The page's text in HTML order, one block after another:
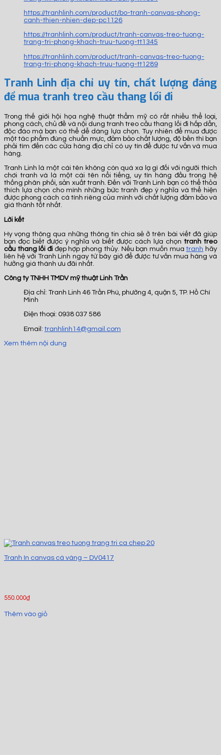
https://tranhlinh.com/product/bo-tranh-canvas-phong-
canh-thien-nhien-dep-pc1126
https://tranhlinh.com/product/tranh-canvas-treo-tuong-
trang-tri-phong-khach-truu-tuong-tt1345
https://tranhlinh.com/product/tranh-canvas-treo-tuong-
trang-tri-phong-khach-truu-tuong-tt1289
Tranh Linh địa chỉ uy tín, chất lượng đáng
để mua tranh treo cầu thang lối đi
Trong thế giới hội họa nghệ thuật thẩm mỹ có rất nhiều thể loại,
phong cách, chủ đề và nội dung tranh treo cầu thang lối đi hấp dẫn,
độc đáo mà bạn có thể dễ dàng lựa chọn. Tuy nhiên để mua được
một tác phẩm đúng chuẩn mực, đảm bảo chất lượng, độ bền thì bạn
phải tìm đến các cửa hàng địa chỉ có uy tín để được tư vấn và mua
hàng.
Tranh Linh là một cái tên không còn quá xa lạ gì đối với người thích
chơi tranh và là một cái tên nổi tiếng, uy tín hàng đầu trong hệ
thống phân phối, sản xuất tranh. Đến với Tranh Linh bạn có thể thỏa
thích lựa chọn cho mình những bức tranh đẹp ý nghĩa và thể hiện
được phong cách cá tính riêng của mình với chất lượng đảm bảo và
giá thành tốt nhất.
Lời kết
Hy vọng thông qua những thông tin chia sẻ ở trên bài viết đã giúp
bạn đọc biết được ý nghĩa và biết được cách lựa chọn tranh treo
cầu thang lối đi đẹp hợp phong thủy. Nếu bạn muốn muatranh hãy
liên hệ với Tranh Linh ngay từ bây giờ để được tư vấn mua hàng và
hưởng giá thành ưu đãi nhất.
Công ty TNHH TMDV mỹ thuật Linh Trần
Địa chỉ: Tranh Linh 46 Trần Phú, phường 4, quận 5, TP. Hồ Chí
Minh
Điện thoại: 0938 037 586
Email: tranhlinh14@gmail.com
Xem thêm nội dung
Tranh In canvas cá vàng – DV0417
550.000₫
Thêm vào giỏ